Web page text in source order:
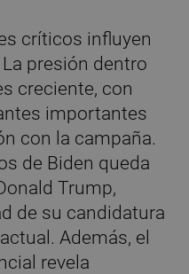
críticos influyen
presión dentro
creciente, con
importantes
con la campaña.
de Biden queda
Trump,
de su candidatura
Además, el
revela